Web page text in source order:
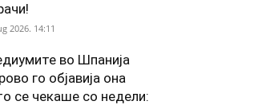
2026. 14:11
во Шпанија
го објавија она
се чекаше со недели: